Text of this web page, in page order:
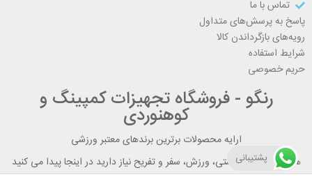
تماس با ما
پاسخ به پرسش‌های متداول
رویه‌های بازگرداندن کالا
شرایط استفاده
حریم خصوصی
رنگو - فروشگاه تجهیزات کمپینگ و
کوهنوردی
ارایه محصولات برترین برندهای معتبر ورزشی
هر آنچه برای تندرستی، ورزش، سفر و تفریح نیاز دارید در اینجا پیدا می کنید
پشتیبانی